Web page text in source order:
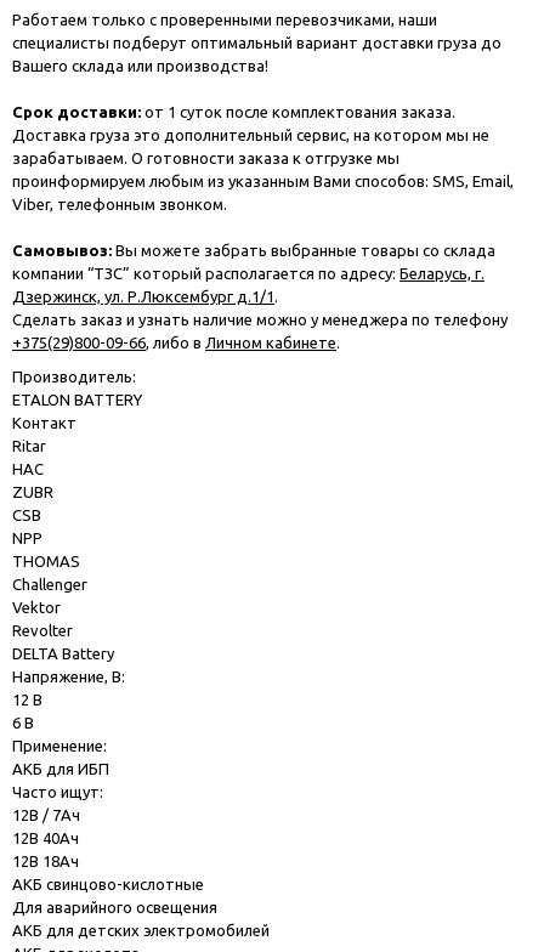
Работаем только с проверенными перевозчиками, наши
специалисты подберут оптимальный вариант доставки груза до
Вашего склада или производства!
Срок доставки: от 1 суток после комплектования заказа.
Доставка груза это дополнительный сервис, на котором мы не
зарабатываем. О готовности заказа к отгрузке мы
проинформируем любым из указанным Вами способов: SMS, Email,
Viber, телефонным звонком.
Самовывоз: Вы можете забрать выбранные товары со склада
компании “ТЗС” который располагается по адресу: Беларусь, г.
Дзержинск, ул. Р.Люксембург д.1/1
Сделать заказ и узнать наличие можно у менеджера по телефону
+375(29)800-09-66 , либо в Личном кабинете
Производитель:
ETALON BATTERY
Контакт
Ritar
HAC
ZUBR
CSB
NPP
THOMAS
Challenger
Vektor
Revolter
DELTA Battery
Напряжение, В:
12 В
6 В
Применение:
АКБ для ИБП
Часто ищут:
12В / 7Ач
12В 40Ач
12В 18Ач
АКБ свинцово-кислотные
Для аварийного освещения
АКБ для детских электромобилей